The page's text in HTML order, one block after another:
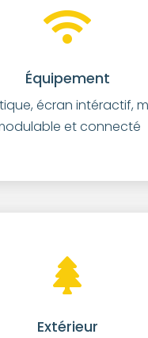
Équipement
écran intéractif,
et connecté
Extérieur